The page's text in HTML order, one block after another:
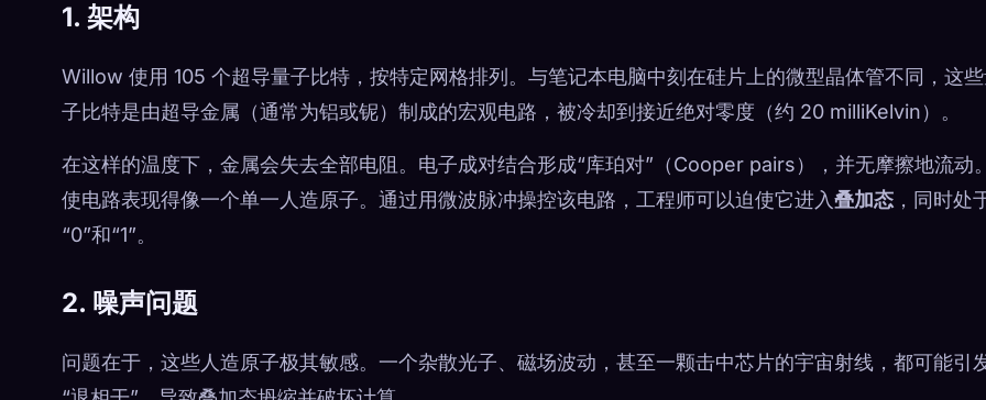
1. 架构
Willow 使用 105 个超导量子比特，按特定网格排列。与笔记本电脑中刻在硅片上的微型晶体管不同，这
子比特是由超导金属（通常为铝或铌）制成的宏观电路，被冷却到接近绝对零度（约 20 milliKelvin）。
在这样的温度下，金属会失去全部电阻。电子成对结合形成“库珀对”（Cooper pairs），并无摩擦地流动
使电路表现得像一个单一人造原子。通过用微波脉冲操控该电路，工程师可以迫使它进入叠加态 ，同时处
“0”和“1”。
2. 噪声问题
问题在于，这些人造原子极其敏感。一个杂散光子、磁场波动，甚至一颗击中芯片的宇宙射线，都可能引